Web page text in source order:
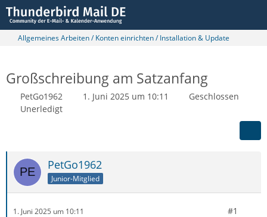
Allgemeines Arbeiten / Konten einrichten / Installation & Update
Großschreibung am Satzanfang
PetGo1962 1. Juni 2025 um 10:11
Geschlossen
Unerledigt
PetGo1962
Junior-Mitglied
1. Juni 2025 um 10:11 #1